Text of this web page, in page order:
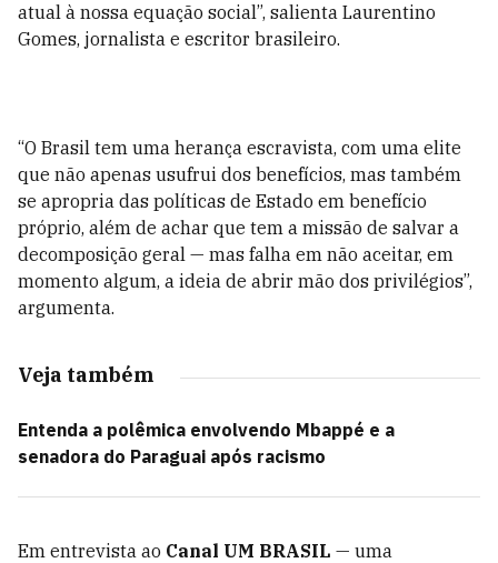
atual à nossa equação social”, salienta Laurentino
Gomes, jornalista e escritor brasileiro.
“O Brasil tem uma herança escravista, com uma elite
que não apenas usufrui dos benefícios, mas também
se apropria das políticas de Estado em benefício
próprio, além de achar que tem a missão de salvar a
decomposição geral — mas falha em não aceitar, em
momento algum, a ideia de abrir mão dos privilégios”,
argumenta.
Veja também
Entenda a polêmica envolvendo Mbappé e a
senadora do Paraguai após racismo
Em entrevista ao Canal UM BRASIL — uma